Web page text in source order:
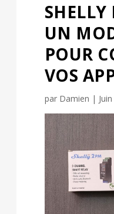
UN
POUR
VOS
par Damien |